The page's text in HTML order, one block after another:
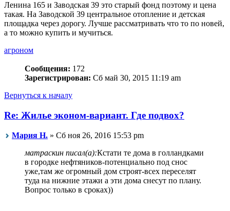
Ленина 165 и Заводская 39 это старый фонд поэтому и цена
такая. На Заводской 39 центральное отопление и детская
площадка через дорогу. Лучше рассматривать что то по новей,
а то можно купить и мучиться.
агроном
Сообщения: 172
Зарегистрирован: Сб май 30, 2015 11:19 am
Вернуться к началу
Re: Жилье эконом-вариант. Где подвох?
Мария Н. » Сб ноя 26, 2016 15:53 pm
матраскин писал(а):Кстати те дома в голландками
в городке нефтяников-потенциально под снос
уже,там же огромный дом строят-всех переселят
туда на нижние этажи а эти дома снесут по плану.
Вопрос только в сроках))